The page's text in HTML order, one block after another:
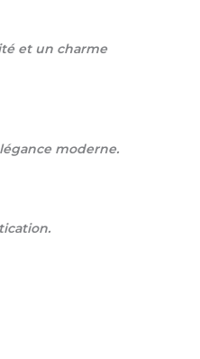
et un charme
moderne.